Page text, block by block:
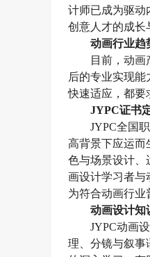
计师已成为驱动
创意人才的成长
动画行业趋
目前， 动画
后的专业实现
快速适应，都要
JYPC证书
JYPC全国
高背景下应运而
色与场景设计、
画设计学习者与
为符合动画行业
动画设计知
JYPC动画
理、分镜与叙事